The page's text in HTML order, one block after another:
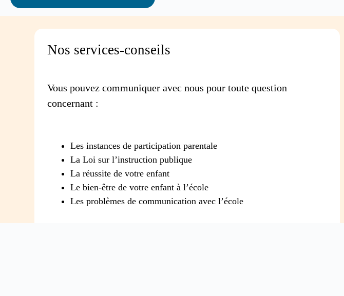
Nos services-conseils
Vous pouvez communiquer avec nous pour toute question
concernant :
Les instances de participation parentale
La Loi sur l’instruction publique
La réussite de votre enfant
Le bien-être de votre enfant à l’école
Les problèmes de communication avec l’école